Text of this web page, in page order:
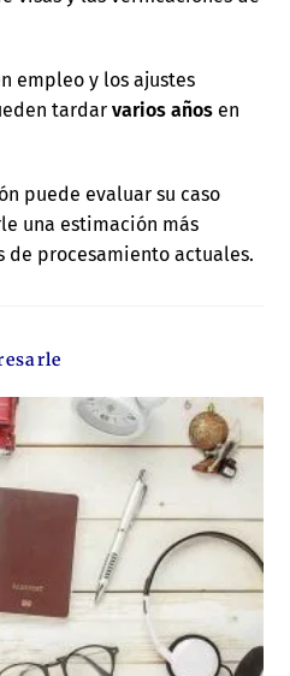
empleo y los ajustes
tardarvarios años en
puede evaluar su caso
una estimación más
de procesamiento actuales.